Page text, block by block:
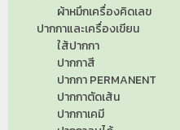
ผ้าหมึกเครื่องคิดเลข
ปากกาและเครื่องเขียน
ใส้ปากกา
ปากกาสี
ปากกา PERMANENT
ปากกาตัดเส้น
ปากกาเคมี